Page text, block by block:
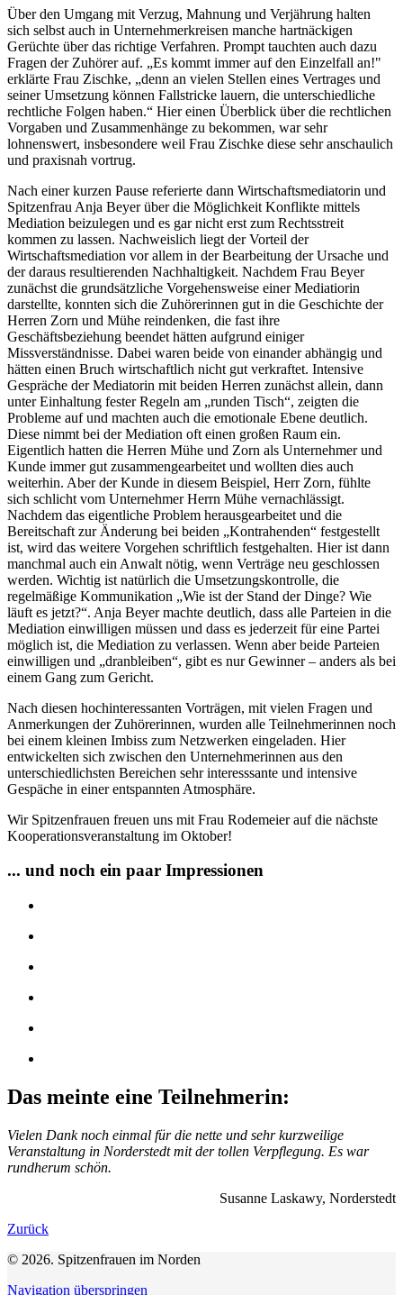
Über den Umgang mit Verzug, Mahnung und Verjährung halten
sich selbst auch in Unternehmerkreisen manche hartnäckigen
Gerüchte über das richtige Verfahren. Prompt tauchten auch dazu
Fragen der Zuhörer auf. „Es kommt immer auf den Einzelfall an!"
erklärte Frau Zischke, „denn an vielen Stellen eines Vertrages und
seiner Umsetzung können Fallstricke lauern, die unterschiedliche
rechtliche Folgen haben.“ Hier einen Überblick über die rechtlichen
Vorgaben und Zusammenhänge zu bekommen, war sehr
lohnenswert, insbesondere weil Frau Zischke diese sehr anschaulich
und praxisnah vortrug.
Nach einer kurzen Pause referierte dann Wirtschaftsmediatorin und
Spitzenfrau Anja Beyer über die Möglichkeit Konflikte mittels
Mediation beizulegen und es gar nicht erst zum Rechtsstreit
kommen zu lassen. Nachweislich liegt der Vorteil der
Wirtschaftsmediation vor allem in der Bearbeitung der Ursache und
der daraus resultierenden Nachhaltigkeit. Nachdem Frau Beyer
zunächst die grundsätzliche Vorgehensweise einer Mediatiorin
darstellte, konnten sich die Zuhörerinnen gut in die Geschichte der
Herren Zorn und Mühe reindenken, die fast ihre
Geschäftsbeziehung beendet hätten aufgrund einiger
Missverständnisse. Dabei waren beide von einander abhängig und
hätten einen Bruch wirtschaftlich nicht gut verkraftet. Intensive
Gespräche der Mediatorin mit beiden Herren zunächst allein, dann
unter Einhaltung fester Regeln am „runden Tisch“, zeigten die
Probleme auf und machten auch die emotionale Ebene deutlich.
Diese nimmt bei der Mediation oft einen großen Raum ein.
Eigentlich hatten die Herren Mühe und Zorn als Unternehmer und
Kunde immer gut zusammengearbeitet und wollten dies auch
weiterhin. Aber der Kunde in diesem Beispiel, Herr Zorn, fühlte
sich schlicht vom Unternehmer Herrn Mühe vernachlässigt.
Nachdem das eigentliche Problem herausgearbeitet und die
Bereitschaft zur Änderung bei beiden „Kontrahenden“ festgestellt
ist, wird das weitere Vorgehen schriftlich festgehalten. Hier ist dann
manchmal auch ein Anwalt nötig, wenn Verträge neu geschlossen
werden. Wichtig ist natürlich die Umsetzungskontrolle, die
regelmäßige Kommunikation „Wie ist der Stand der Dinge? Wie
läuft es jetzt?“. Anja Beyer machte deutlich, dass alle Parteien in die
Mediation einwilligen müssen und dass es jederzeit für eine Partei
möglich ist, die Mediation zu verlassen. Wenn aber beide Parteien
einwilligen und „dranbleiben“, gibt es nur Gewinner – anders als bei
einem Gang zum Gericht.
Nach diesen hochinteressanten Vorträgen, mit vielen Fragen und
Anmerkungen der Zuhörerinnen, wurden alle Teilnehmerinnen noch
bei einem kleinen Imbiss zum Netzwerken eingeladen. Hier
entwickelten sich zwischen den Unternehmerinnen aus den
unterschiedlichsten Bereichen sehr interesssante und intensive
Gespäche in einer entspannten Atmosphäre.
Wir Spitzenfrauen freuen uns mit Frau Rodemeier auf die nächste
Kooperationsveranstaltung im Oktober!
... und noch ein paar Impressionen
Das meinte eine Teilnehmerin:
Vielen Dank noch einmal für die nette und sehr kurzweilige
Veranstaltung in Norderstedt mit der tollen Verpflegung. Es war
rundherum schön.
Susanne Laskawy, Norderstedt
Zurück
© 2026. Spitzenfrauen im Norden
Navigation überspringen